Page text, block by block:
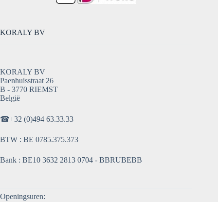
KORALY BV
KORALY BV
Paenhuisstraat 26
B - 3770 RIEMST
België
☎+32 (0)494 63.33.33
BTW : BE 0785.375.373
Bank : BE10 3632 2813 0704 - BBRUBEBB
Openingsuren: